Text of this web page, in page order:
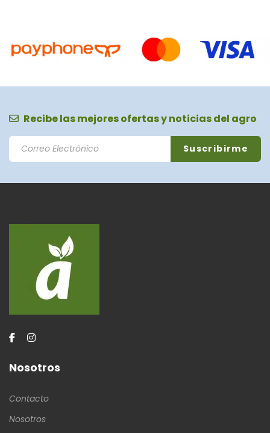
Recibe las mejores ofertas y noticias del agro
Nosotros
Contacto
Nosotros